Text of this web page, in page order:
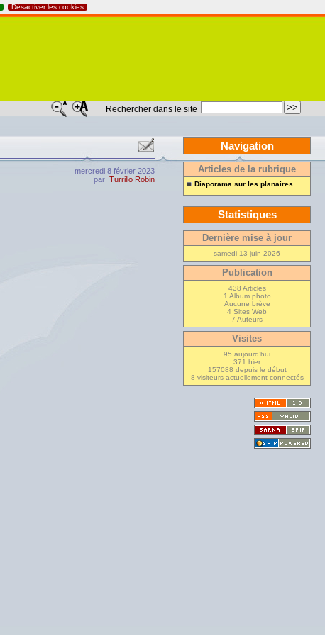
Désactiver les cookies
Rechercher dans le site
mercredi 8 février 2023
par Turrillo Robin
Navigation
Articles de la rubrique
Diaporama sur les planaires
Statistiques
Dernière mise à jour
samedi 13 juin 2026
Publication
438 Articles
1 Album photo
Aucune brève
4 Sites Web
7 Auteurs
Visites
95 aujourd’hui
371 hier
157088 depuis le début
8 visiteurs actuellement connectés